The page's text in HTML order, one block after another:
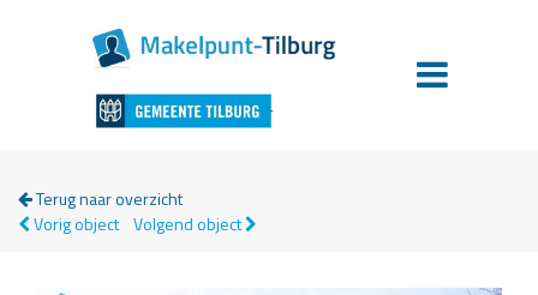
Terug naar overzicht
Vorig object Volgend object